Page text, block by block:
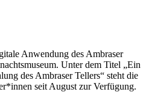
Anwendung des Ambraser
Unter dem Titel „Ein
des Ambraser Tellers“ steht die
seit August zur Verfügung.